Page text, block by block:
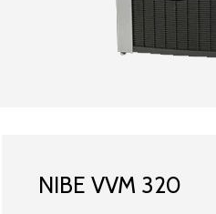
NIBE VVM 320